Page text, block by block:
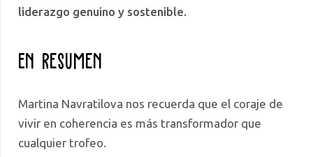
liderazgo genuino y sostenible.
En resumen
Martina Navratilova nos recuerda que el coraje de
vivir en coherencia es más transformador que
cualquier trofeo.